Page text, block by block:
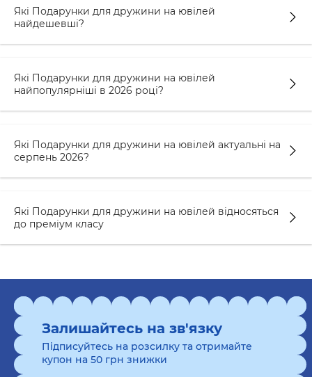
Які Подарунки для дружини на ювілей
найдешевші?
Які Подарунки для дружини на ювілей
найпопулярніші в 2026 році?
Які Подарунки для дружини на ювілей актуальні на
серпень 2026?
Які Подарунки для дружини на ювілей відносяться
до преміум класу
Залишайтесь на зв'язку
Підписуйтесь на розсилку та отримайте
купон на 50 грн знижки